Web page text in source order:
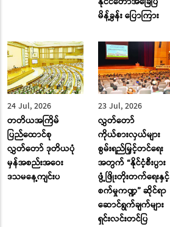
မိန့်ခွန်း ပြောကြား
24 Jul, 2026
တတိယအကြိမ်
ပြည်ထောင်စု
လွှတ်တော် ဒုတိယပုံ
မှန်အစည်းအဝေး
ဒသမနေ့ကျင်းပ
23 Jul, 2026
လွှတ်တော်
ကိုယ်စားလှယ်များ
စွမ်းရည်မြှင့်တင်ရေး
အတွက် “နိုင်ငံ့စီးပွား
ဖွံ့ဖြိုးတိုးတက်ရေးနှင့်
စက်မှုကဏ္ဍ” ဆိုင်ရာ
ဆောင်ရွက်ချက်များ
ရှင်းလင်းတင်ပြ